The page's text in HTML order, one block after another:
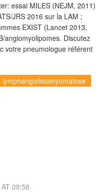
essai MILES (NEJM, 2011)
JRS 2016 sur la LAM ;
EXIST (Lancet 2013,
angiomyolipomes. Discutez
votre pneumologue référent
lymphangioleiomyomatose
09:58